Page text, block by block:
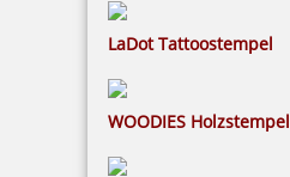
LaDot Tattoostempel
WOODIES Holzstempel